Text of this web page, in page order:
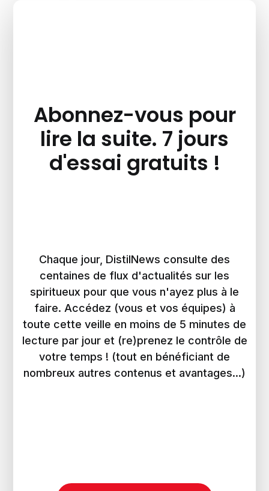
Abonnez-vous pour
lire la suite. 7 jours
d'essai gratuits !
Chaque jour, DistilNews consulte des
centaines de flux d'actualités sur les
spiritueux pour que vous n'ayez plus à le
faire. Accédez (vous et vos équipes) à
toute cette veille en moins de 5 minutes de
lecture par jour et (re)prenez le contrôle de
votre temps ! (tout en bénéficiant de
nombreux autres contenus et avantages...)